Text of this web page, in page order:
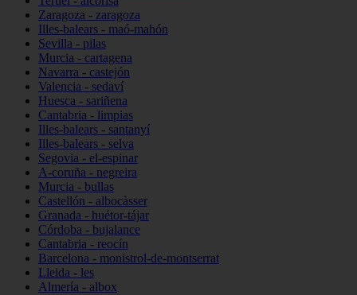
Zaragoza - zaragoza
Illes-balears - maó-mahón
Sevilla - pilas
Murcia - cartagena
Navarra - castejón
Valencia - sedaví
Huesca - sariñena
Cantabria - limpias
Illes-balears - santanyí
Illes-balears - selva
Segovia - el-espinar
A-coruña - negreira
Murcia - bullas
Castellón - albocàsser
Granada - huétor-tájar
Córdoba - bujalance
Cantabria - reocín
Barcelona - monistrol-de-montserrat
Lleida - les
Almería - albox